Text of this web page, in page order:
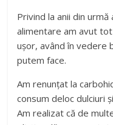
Privind la anii din
alimentare am avut
ușor, având în vedere
putem face.
Am renunțat la
consum deloc dulciuri
Am realizat că de